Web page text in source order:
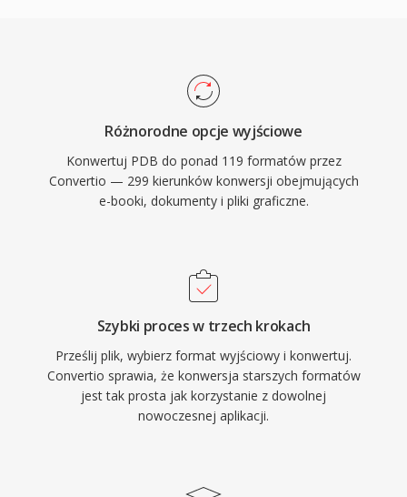
Różnorodne opcje wyjściowe
Konwertuj PDB do ponad 119 formatów przez
Convertio — 299 kierunków konwersji obejmujących
e-booki, dokumenty i pliki graficzne.
Szybki proces w trzech krokach
Prześlij plik, wybierz format wyjściowy i konwertuj.
Convertio sprawia, że konwersja starszych formatów
jest tak prosta jak korzystanie z dowolnej
nowoczesnej aplikacji.